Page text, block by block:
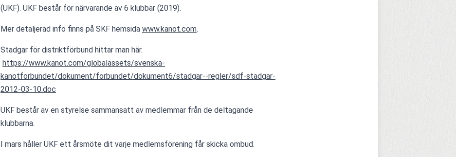
(UKF). UKF består för närvarande av 6 klubbar (2019).
Mer detaljerad info finns på SKF hemsida www.kanot.com.
Stadgar för distriktförbund hittar man här.
https://www.kanot.com/globalassets/svenska-
kanotforbundet/dokument/forbundet/dokument6/stadgar--regler/sdf-stadgar-
2012-03-10.doc
UKF består av en styrelse sammansatt av medlemmar från de deltagande
klubbarna.
I mars håller UKF ett årsmöte dit varje medlemsförening får skicka ombud.